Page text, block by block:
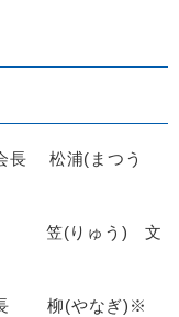
長 松浦(まつう
笠(りゅう) 文
柳(やなぎ)※